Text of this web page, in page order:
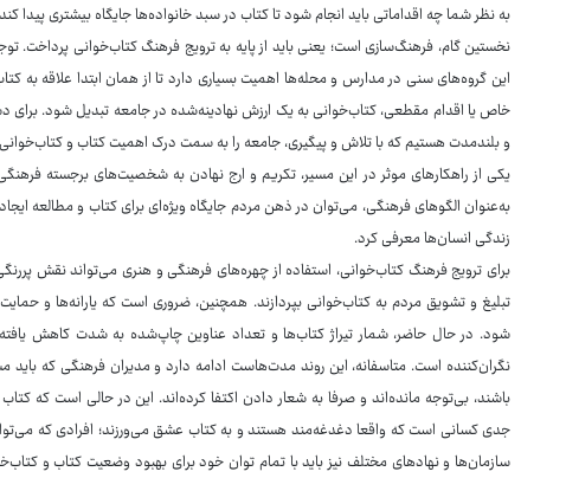
به نظر شما چه اقداماتی باید انجام شود تا کتاب در سبد خانواده‌ها جایگاه بیشتری پیدا
نخستین گام، فرهنگ‌سازی است؛ یعنی باید از پایه به ترویج فرهنگ کتاب‌خوانی
این گروه‌های سنی در مدارس و محله‌ها اهمیت بسیاری دارد تا از همان ابتدا علاقه به
خاص یا اقدام مقطعی، کتاب‌خوانی به یک ارزش نهادینه‌شده در جامعه تبدیل شود. برای
و بلندمدت هستیم که با تلاش و پیگیری، جامعه را به سمت درک اهمیت کتاب و
یکی از راهکارهای موثر در این مسیر، تکریم و ارج نهادن به شخصیت‌های برجسته
به‌عنوان الگوهای فرهنگی، می‌توان در ذهن مردم جایگاه ویژه‌ای برای کتاب و مطالعه
زندگی انسان‌ها معرفی کرد.
برای ترویج فرهنگ کتاب‌خوانی، استفاده از چهره‌های فرهنگی و هنری می‌تواند نقش
تبلیغ و تشویق مردم به کتاب‌خوانی بپردازند. همچنین، ضروری است که یارانه‌ها و
شود. در حال حاضر، شمار تیراژ کتاب‌ها و تعداد عناوین چاپ‌شده به شدت کاهش
نگران‌کننده است. متاسفانه، این روند مدت‌هاست ادامه دارد و مدیران فرهنگی که باید
باشند، بی‌توجه مانده‌اند و صرفا به شعار دادن اکتفا کرده‌اند. این در حالی است که
جدی کسانی است که واقعا دغدغه‌مند هستند و به کتاب عشق می‌ورزند؛ افرادی که
سازمان‌ها و نهادهای مختلف نیز باید با تمام توان خود برای بهبود وضعیت کتاب و